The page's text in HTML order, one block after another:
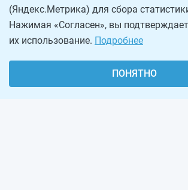
(Яндекс.Метрика) для сбора
Нажимая «Согласен», вы
их использование. Подробнее
ПОНЯТНО